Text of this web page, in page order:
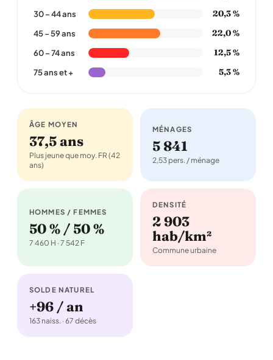
30 – 44 ans 20,3 %
45 – 59 ans 22,0 %
60 – 74 ans 12,5 %
75 ans et + 5,3 %
ÂGE MOYEN
37,5 ans
Plus jeune que moy. FR (42
ans)
MÉNAGES
5 841
2,53 pers. / ménage
HOMMES / FEMMES
50 % / 50 %
7 460 H · 7 542 F
DENSITÉ
2 903
hab/km²
Commune urbaine
SOLDE NATUREL
+96 / an
163 naiss. · 67 décès